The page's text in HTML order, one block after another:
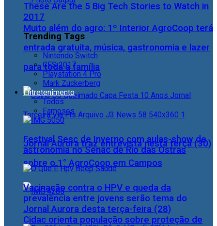
Muito além do agro: 1º Interior AgroCoop terá
entrada gratuita, música, gastronomia e lazer
para toda a família
Jornal Aurora traz entrevista nesta terça (30)
sobre o 1° AgroCoop em Campos
Cidac orienta população sobre proteção de
These Are the 5 Big Tech Stories to Watch in
2017
Trending Tags
Nintendo Switch
CES 2017
Playstation 4 Pro
Mark Zuckerberg
Entretenimento
Todos
Famosos
Festival Sesc de Inverno com aulas-show de
astronomia no Senac de Rio das Ostras
Vacinação contra o HPV e queda da
prevalência entre jovens serão tema do
Jornal Aurora desta terça-feira (28)